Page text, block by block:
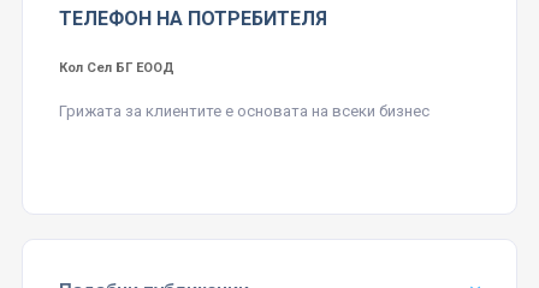
ТЕЛЕФОН НА ПОТРЕБИТЕЛЯ
Кол Сел БГ ЕООД
Грижата за клиентите е основата на всеки бизнес